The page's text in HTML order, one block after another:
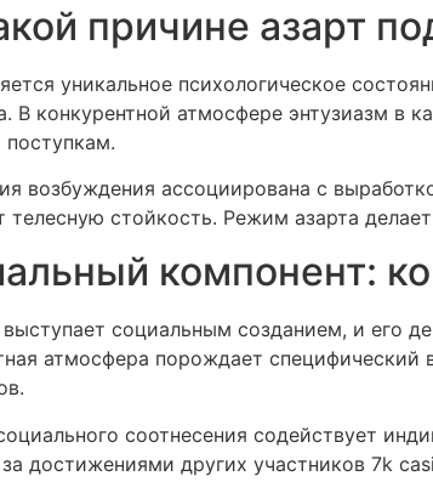
причине азарт
уникальное психологическое
В конкурентной атмосфере энтузиазм в
возбуждения ассоциирована с
стойкость. Режим азарта
компонент:
социальным созданием, и его
атмосфера порождает
соотнесения содействует
достижениями других участников 7k